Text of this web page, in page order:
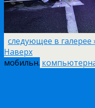
следующее в галерее
Наверх
мобильн.